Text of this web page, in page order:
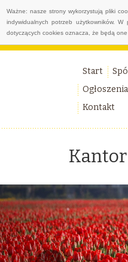
Ważne: nasze strony wykorzystują pliki
indywidualnych potrzeb użytkowników.
dotyczących cookies oznacza, że będą
Start
Ogłoszenia
Kontakt